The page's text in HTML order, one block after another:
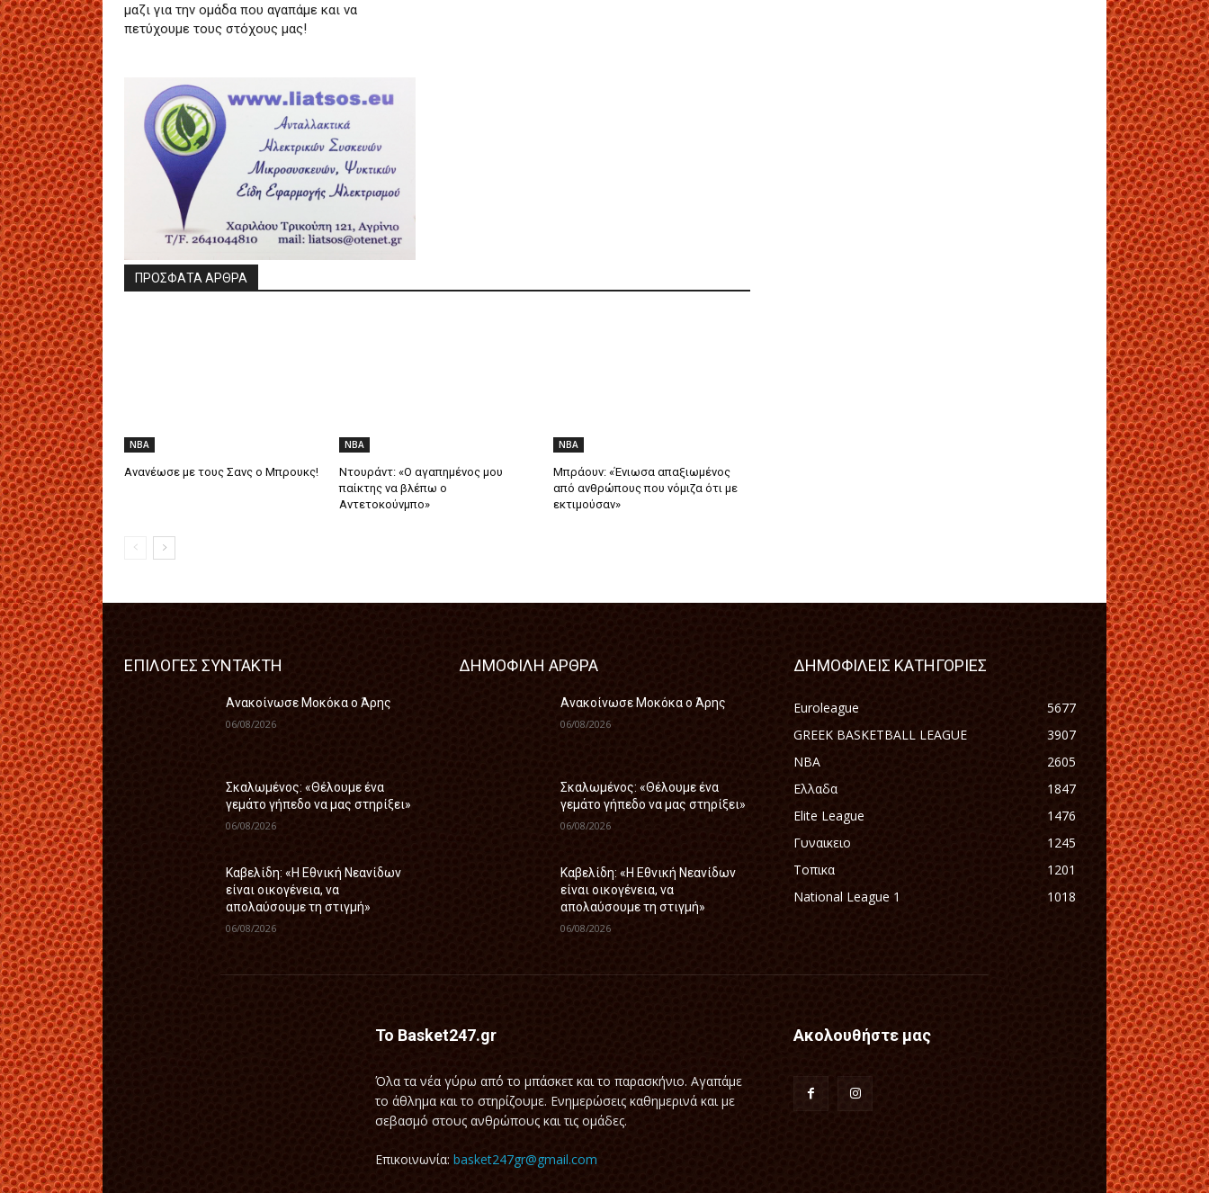
μαζι για την ομάδα που αγαπάμε και να
πετύχουμε τους στόχους μας!
ΠΡΟΣΦΑΤΑ ΑΡΘΡΑ
NBA
Ανανέωσε με τους Σανς ο Μπρουκς!
NBA
Ντουράντ: «Ο αγαπημένος μου
παίκτης να βλέπω ο
Αντετοκούνμπο»
NBA
Μπράουν: «Ένιωσα απαξιωμένος
από ανθρώπους που νόμιζα ότι με
εκτιμούσαν»
ΕΠΙΛΟΓΕΣ ΣΥΝΤΑΚΤΗ
Ανακοίνωσε Μοκόκα ο Άρης
06/08/2026
Σκαλωμένος: «Θέλουμε ένα
γεμάτο γήπεδο να μας στηρίξει»
06/08/2026
Καβελίδη: «Η Εθνική Νεανίδων
είναι οικογένεια, να
απολαύσουμε τη στιγμή»
06/08/2026
ΔΗΜΟΦΙΛΗ ΑΡΘΡΑ
Ανακοίνωσε Μοκόκα ο Άρης
06/08/2026
Σκαλωμένος: «Θέλουμε ένα
γεμάτο γήπεδο να μας στηρίξει»
06/08/2026
Καβελίδη: «Η Εθνική Νεανίδων
είναι οικογένεια, να
απολαύσουμε τη στιγμή»
06/08/2026
ΔΗΜΟΦΙΛΕΙΣ ΚΑΤΗΓΟΡΙΕΣ
Euroleague
5677
GREEK BASKETBALL LEAGUE
3907
NBA
2605
Ελλαδα
1847
Elite League
1476
Γυναικειο
1245
Τοπικα
1201
National League 1
1018
Το Basket247.gr
Όλα τα νέα γύρω απ΄ό το μπάσκετ και το παρασκήνιο. Αγαπάμε
το άθλημα και το στηρίζουμε. Ενημερώσεις καθημερινά και με
σεβασμό στους ανθρώπους και τις ομάδες.
Επικοινωνία: basket247gr@gmail.com
Ακολουθήστε μας